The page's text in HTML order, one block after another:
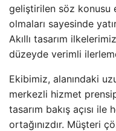
geliştirilen söz konusu
olmaları sayesinde
Akıllı tasarım
düzeyde verimli
Ekibimiz, alanındaki
merkezli hizmet
tasarım bakış açısı
ortağınızdır. Müşteri